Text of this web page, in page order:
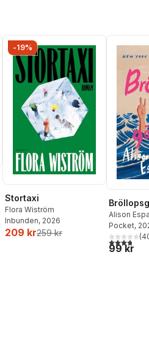
-19%
Stortaxi
Flora Wiström
Inbunden, 2026
209 kr259 kr
Alison
Pocket,
3,8utav 5(
99 kr